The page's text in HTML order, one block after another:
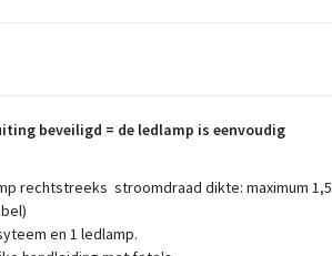
beveiligd = de ledlamp is eenvoudig
rechtstreeks stroomdraad dikte: maximum 1,5
en 1 ledlamp.